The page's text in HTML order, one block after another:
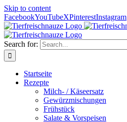
Skip to content
FacebookYouTubeXPinterestInstagram
Search for:
Startseite
Rezepte
Milch- / Käseersatz
Gewürzmischungen
Frühstück
Salate & Vorspeisen